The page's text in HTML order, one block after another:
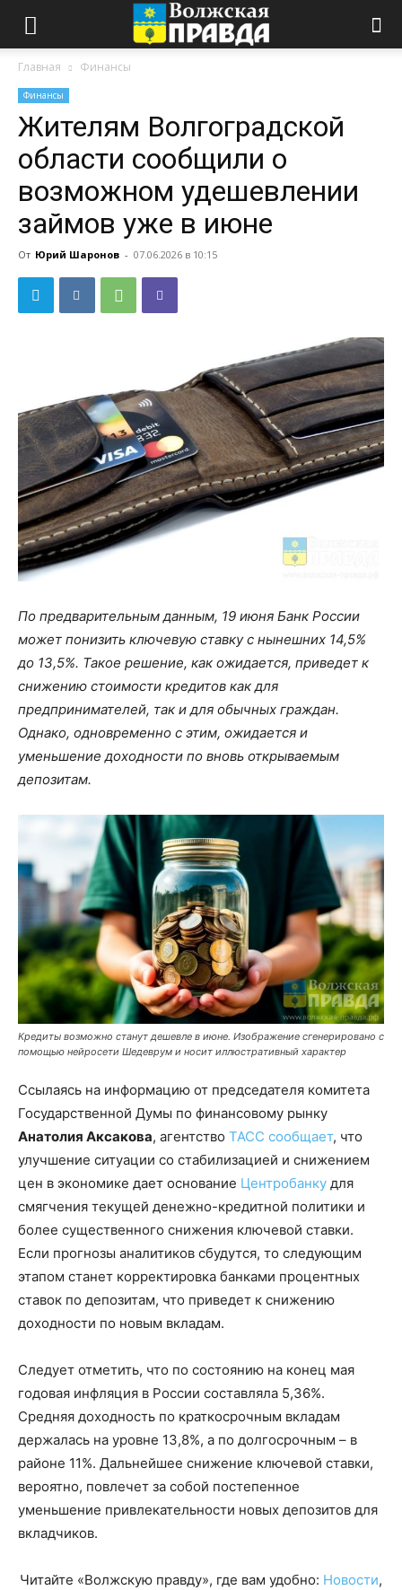
Главная Финансы
Финансы
Жителям Волгоградской
области сообщили о
возможном удешевлении
займов уже в июне
От Юрий Шаронов - 07.06.2026 в 10:15
По предварительным данным, 19 июня Банк России
может понизить ключевую ставку с нынешних 14,5%
до 13,5%. Такое решение, как ожидается, приведет к
снижению стоимости кредитов как для
предпринимателей, так и для обычных граждан.
Однако, одновременно с этим, ожидается и
уменьшение доходности по вновь открываемым
депозитам.
Кредиты возможно станут дешевле в июне. Изображение сгенерировано с
помощью нейросети Шедеврум и носит иллюстративный характер
Ссылаясь на информацию от председателя комитета
Государственной Думы по финансовому рынку
Анатолия Аксакова, агентство ТАСС сообщает, что
улучшение ситуации со стабилизацией и снижением
цен в экономике дает основание Центробанку для
смягчения текущей денежно-кредитной политики и
более существенного снижения ключевой ставки.
Если прогнозы аналитиков сбудутся, то следующим
этапом станет корректировка банками процентных
ставок по депозитам, что приведет к снижению
доходности по новым вкладам.
Следует отметить, что по состоянию на конец мая
годовая инфляция в России составляла 5,36%.
Средняя доходность по краткосрочным вкладам
держалась на уровне 13,8%, а по долгосрочным – в
районе 11%. Дальнейшее снижение ключевой ставки,
вероятно, повлечет за собой постепенное
уменьшение привлекательности новых депозитов для
вкладчиков.
Читайте «Волжскую правду», где вам удобно: Новости,